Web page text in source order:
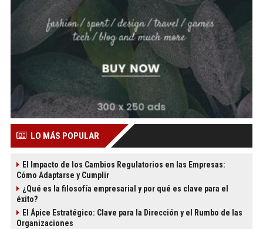
LO MÁS POPULAR
El Impacto de los Cambios Regulatorios en las Empresas:
Cómo Adaptarse y Cumplir
¿Qué es la filosofía empresarial y por qué es clave para el
éxito?
El Ápice Estratégico: Clave para la Dirección y el Rumbo de las
Organizaciones